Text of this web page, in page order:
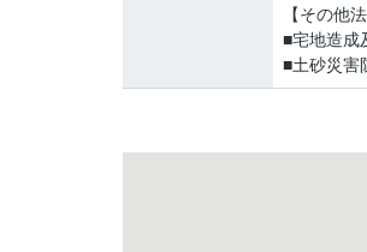
【その他
■宅地造成
■土砂災害